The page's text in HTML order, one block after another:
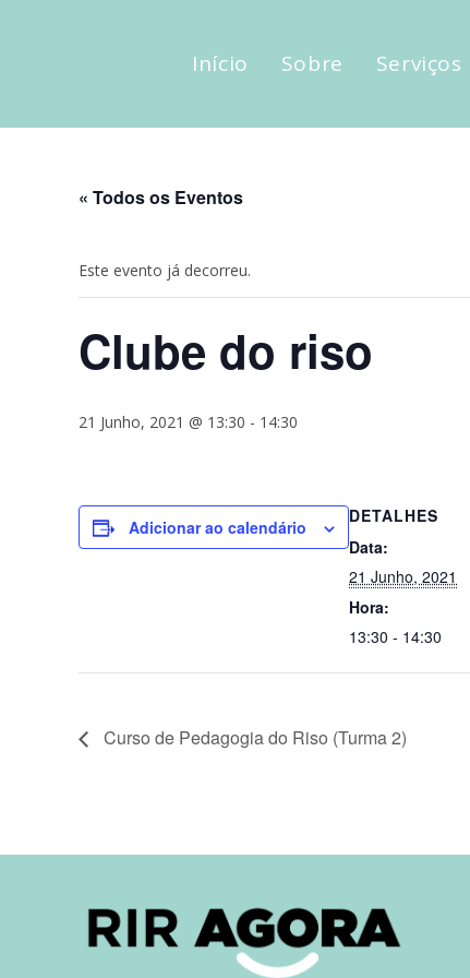
Início Sobre Serviços
« Todos os Eventos
Este evento já decorreu.
Clube do riso
21 Junho, 2021 @ 13:30 - 14:30
Adicionar ao calendário
DETALHES
Data:
21 Junho, 2021
Hora:
13:30 - 14:30
Curso de Pedagogia do Riso (Turma 2)